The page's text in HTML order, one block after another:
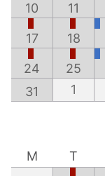
10 11
17 18
24 25
31
1
M
T